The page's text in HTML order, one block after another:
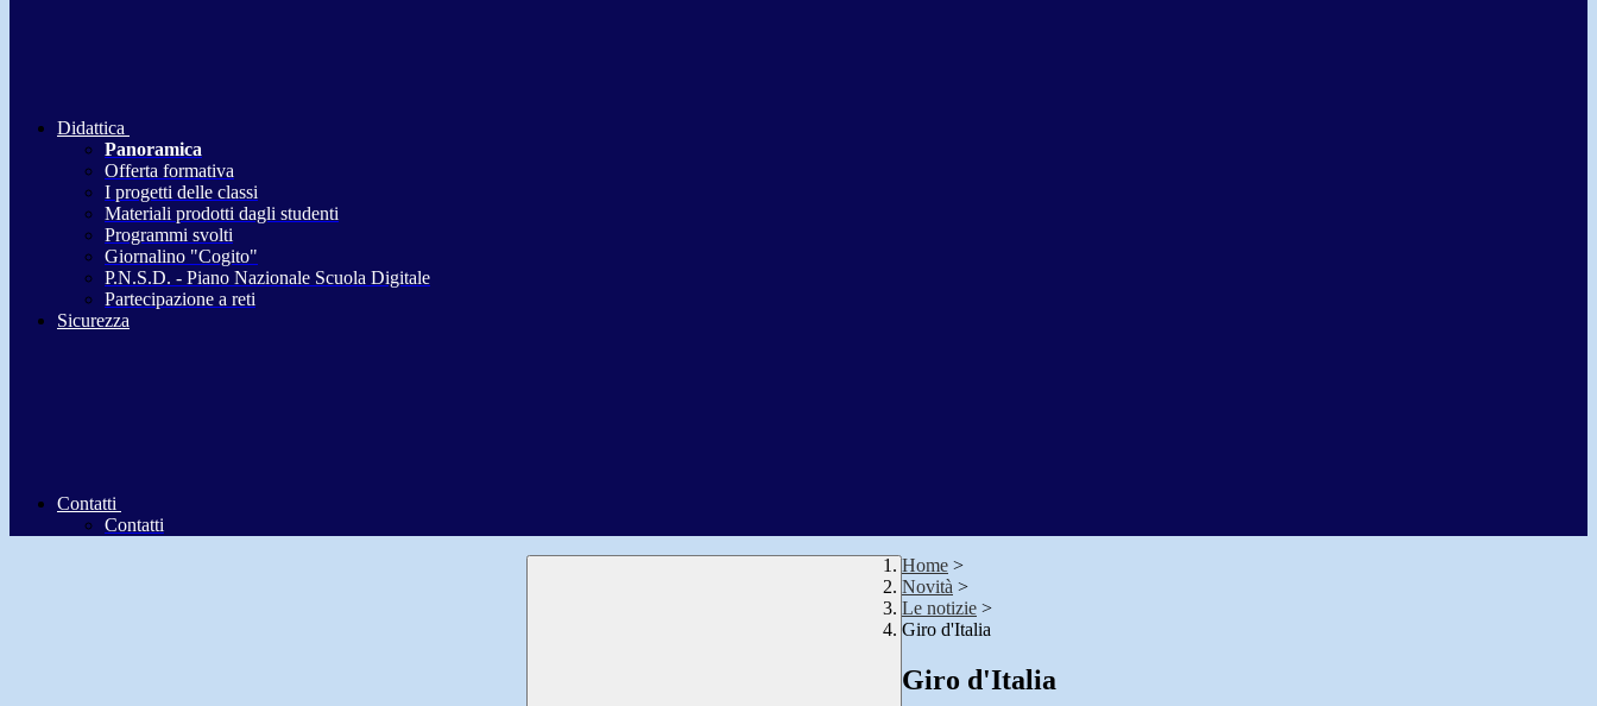
Didattica
Panoramica
Offerta formativa
I progetti delle classi
Materiali prodotti dagli studenti
Programmi svolti
Giornalino "Cogito"
P.N.S.D. - Piano Nazionale Scuola Digitale
Partecipazione a reti
Sicurezza
Contatti
Contatti
Home >
Novità >
Le notizie >
Giro d'Italia
Giro d'Italia